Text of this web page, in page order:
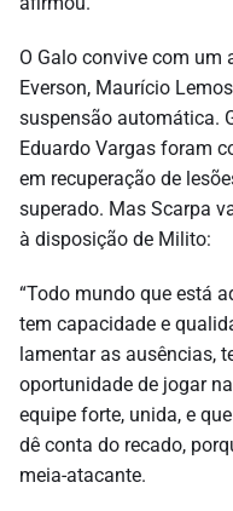
O Galo convive com um
Everson, Maurício
suspensão automática.
Eduardo Vargas foram
em recuperação de
superado. Mas Scarpa
à disposição de Milito:
“Todo mundo que está
tem capacidade e
lamentar as ausências,
oportunidade de jogar
equipe forte, unida, e
dê conta do recado,
meia-atacante.